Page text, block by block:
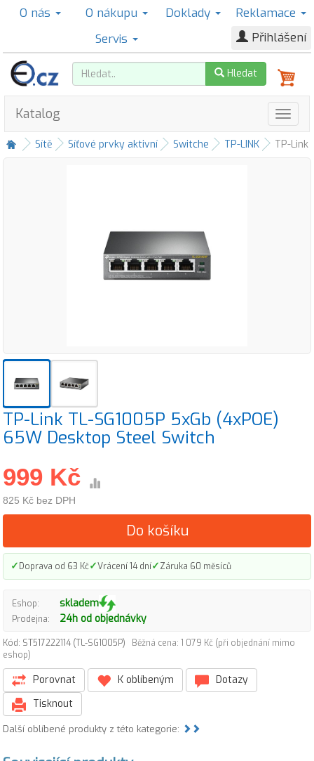
O nás O nákupu Doklady
Reklamace
Servis
Přihlášení
Hledat
Katalog
Sítě Síťové prvky aktivní Switche TP-LINK TP-Link
TP-Link TL-SG1005P 5xGb (4xPOE)
65W Desktop Steel Switch
999 Kč
825 Kč bez DPH
Do košíku
✓Doprava od 63 Kč✓Vrácení 14 dní✓Záruka 60 měsíců
Eshop: skladem
Prodejna: 24h od objednávky
Kód: ST517222114 (TL-SG1005P)
Běžná cena: 1 079 Kč (při objednání mimo
eshop)
Porovnat K oblíbeným
Dotazy
Tisknout
Další oblíbené produkty z této kategorie: